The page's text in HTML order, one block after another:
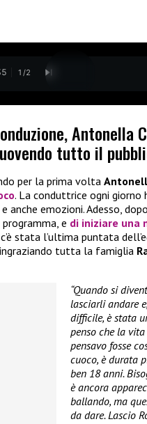
1 /2
Antonella
tutto il
per la prima volta
. La conduttrice ogni
emozioni. Adesso,
e di iniziare una
stata l’ultima puntata
tutta la famiglia
“Quando si
lasciarli andare
difficile, è stata
penso che la
pensavo fosse
cuoco, è durata
ben 18 anni.
è ancora
ballando, ma
da dare. Lascio